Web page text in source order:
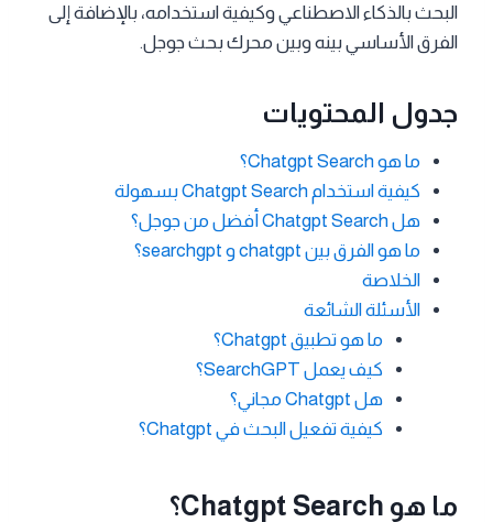
البحث بالذكاء الاصطناعي وكيفية استخدامه، بالإضافة إلى
الفرق الأساسي بينه وبين محرك بحث جوجل.
جدول المحتويات
ما هو Chatgpt Search؟
كيفية استخدام Chatgpt Search بسهولة
هل Chatgpt Search أفضل من جوجل؟
ما هو الفرق بين chatgpt و searchgpt؟
الخلاصة
الأسئلة الشائعة
ما هو تطبيق Chatgpt؟
كيف يعمل SearchGPT؟
هل Chatgpt مجاني؟
كيفية تفعيل البحث في Chatgpt؟
ما هو Chatgpt Search؟